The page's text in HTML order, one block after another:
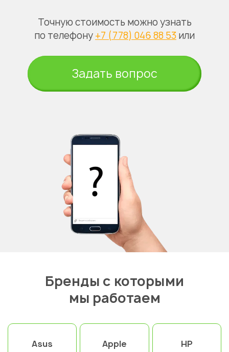
Точную стоимость можно узнать
по телефону +7 (778) 046 88 53 или
Задать вопрос
Бренды с которыми
мы работаем
Asus Apple HP